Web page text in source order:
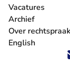
Volg ons op X
Volg ons op
Volg ons
Volg
Vacatures
- U verlaat
Archief
Over
English